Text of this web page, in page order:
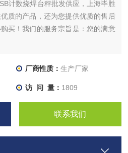
计数烧焊台秤批发供应，上海毕胜
质的产品，还为您提供优质的售后
买！我们的服务宗旨是：您的满意
厂商性质： 生产厂家
访 问 量： 1809
联系我们